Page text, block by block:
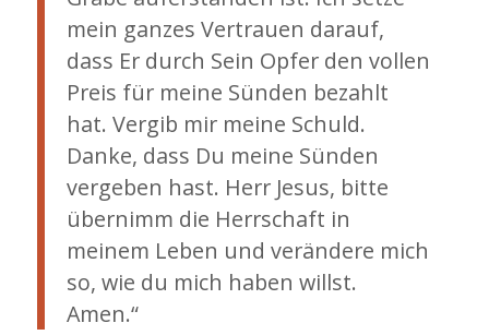
mein ganzes Vertrauen darauf,
dass Er durch Sein Opfer den vollen
Preis für meine Sünden bezahlt
hat. Vergib mir meine Schuld.
Danke, dass Du meine Sünden
vergeben hast. Herr Jesus, bitte
übernimm die Herrschaft in
meinem Leben und verändere mich
so, wie du mich haben willst.
Amen.“